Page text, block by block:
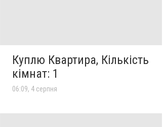
Куплю Квартира, Кількість
кімнат: 1
06:09, 4 серпня